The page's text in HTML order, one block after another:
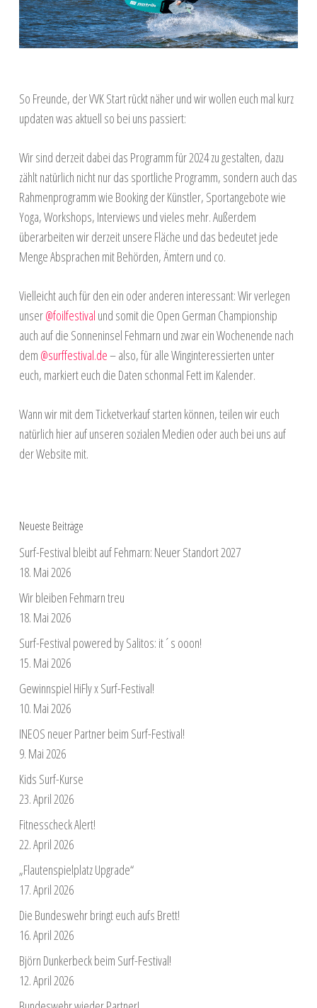
So Freunde, der VVK Start rückt näher und wir wollen euch mal kurz
updaten was aktuell so bei uns passiert:
Wir sind derzeit dabei das Programm für 2024 zu gestalten, dazu
zählt natürlich nicht nur das sportliche Programm, sondern auch das
Rahmenprogramm wie Booking der Künstler, Sportangebote wie
Yoga, Workshops, Interviews und vieles mehr. Außerdem
überarbeiten wir derzeit unsere Fläche und das bedeutet jede
Menge Absprachen mit Behörden, Ämtern und co.
Vielleicht auch für den ein oder anderen interessant: Wir verlegen
unser@foilfestival und somit die Open German Championship
auch auf die Sonneninsel Fehmarn und zwar ein Wochenende nach
dem @surffestival.de– also, für alle Winginteressierten unter
euch, markiert euch die Daten schonmal Fett im Kalender.
Wann wir mit dem Ticketverkauf starten können, teilen wir euch
natürlich hier auf unseren sozialen Medien oder auch bei uns auf
der Website mit.
Neueste Beiträge
Surf-Festival bleibt auf Fehmarn: Neuer Standort 2027
18. Mai 2026
Wir bleiben Fehmarn treu
18. Mai 2026
Surf-Festival powered by Salitos: it´s ooon!
15. Mai 2026
Gewinnspiel HiFly x Surf-Festival!
10. Mai 2026
INEOS neuer Partner beim Surf-Festival!
9. Mai 2026
Kids Surf-Kurse
23. April 2026
Fitnesscheck Alert!
22. April 2026
„Flautenspielplatz Upgrade“
17. April 2026
Die Bundeswehr bringt euch aufs Brett!
16. April 2026
Björn Dunkerbeck beim Surf-Festival!
12. April 2026